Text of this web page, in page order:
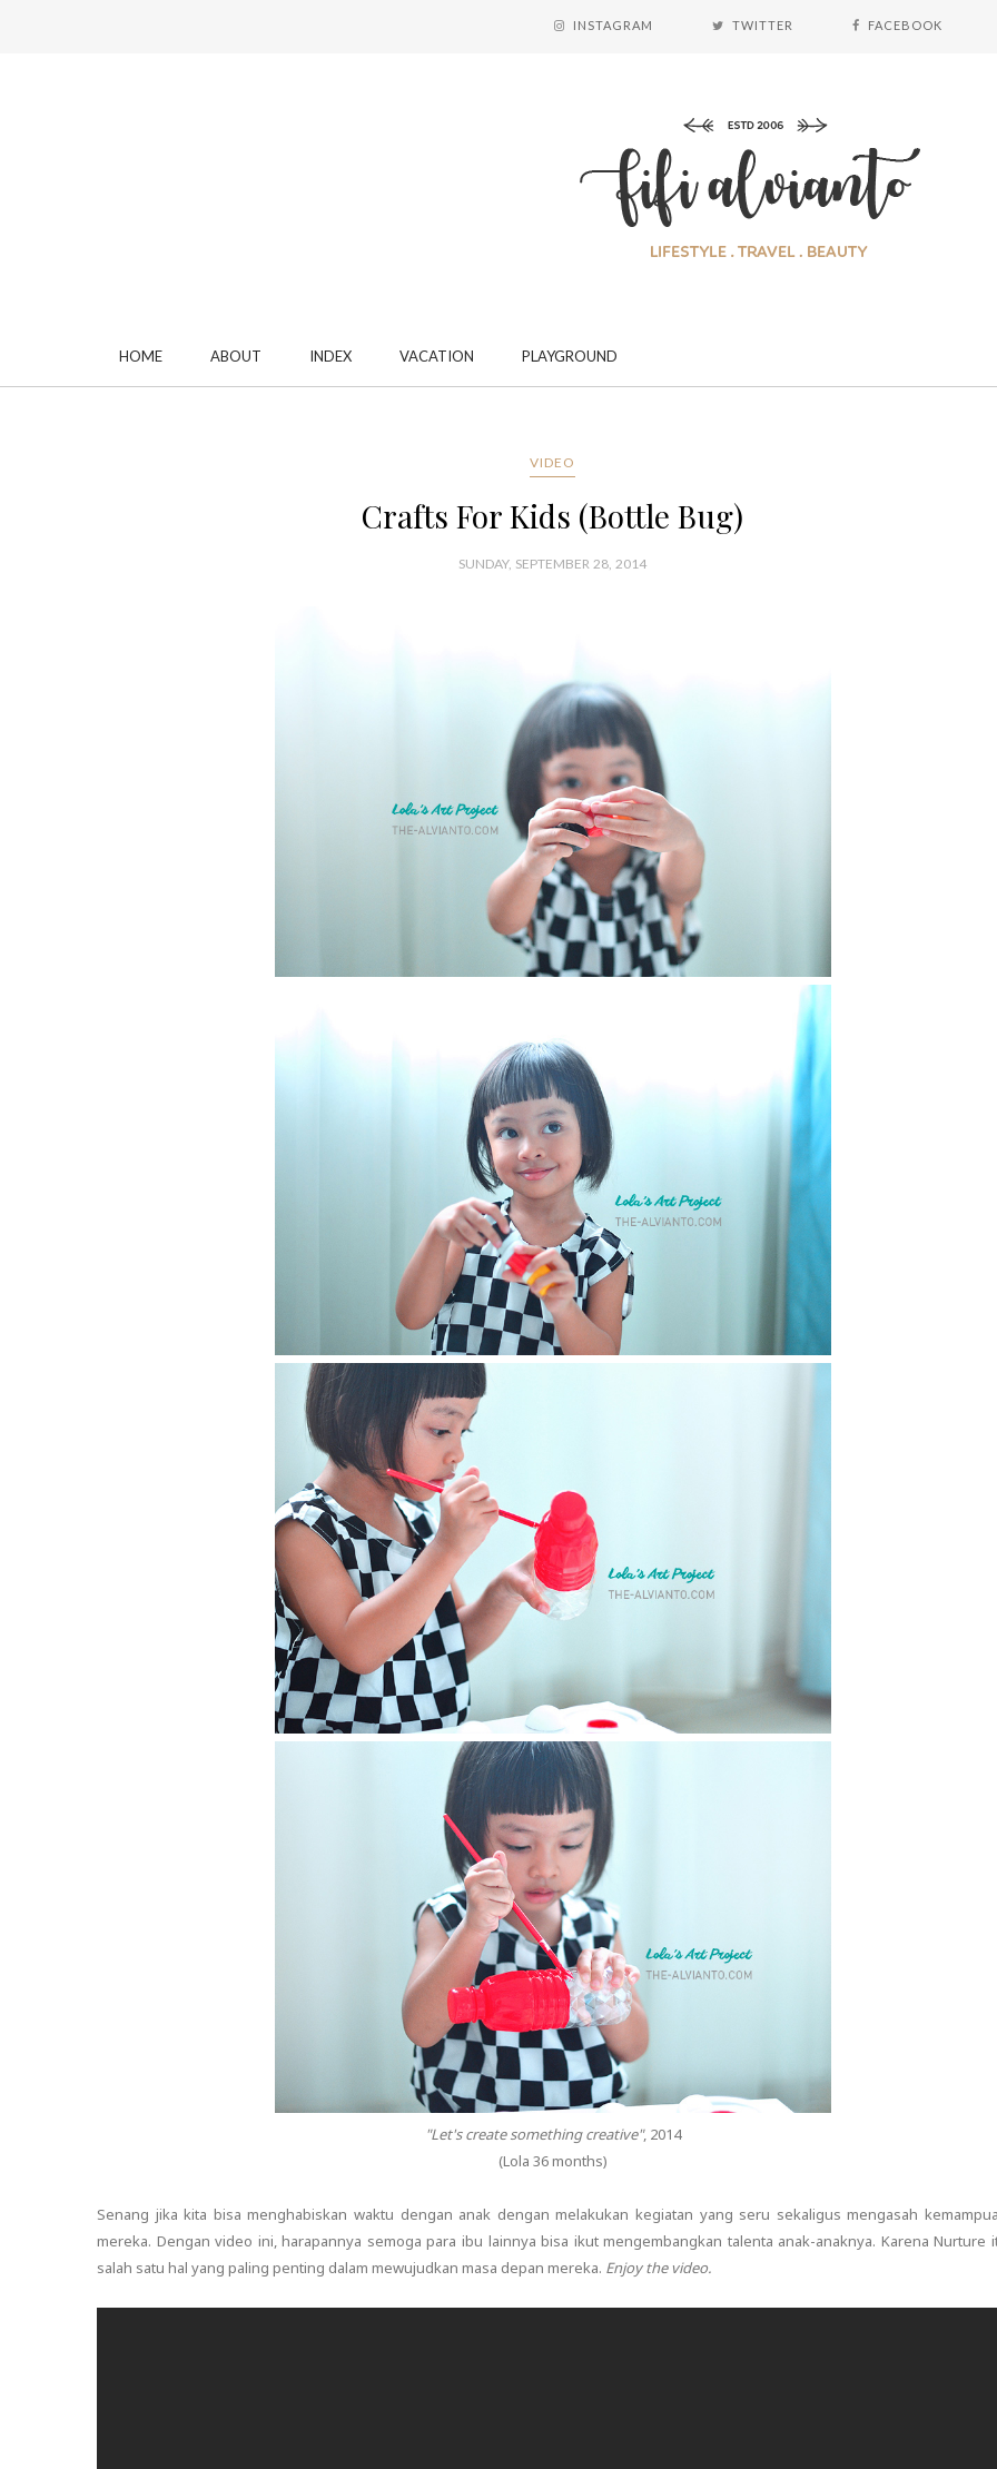
INSTAGRAM TWITTER FACEBOOK
HOME ABOUT INDEX VACATION PLAYGROUND
VIDEO
Crafts For Kids (Bottle Bug)
SUNDAY, SEPTEMBER 28, 2014
"Let's create something creative", 2014
(Lola 36 months)
Senang jika kita bisa menghabiskan waktu dengan anak dengan melakukan kegiatan yang seru sekaligus mengasah
mereka. Dengan video ini, harapannya semoga para ibu lainnya bisa ikut mengembangkan talenta anak-anaknya. Karena Nurture
salah satu hal yang paling penting dalam mewujudkan masa depan mereka. Enjoy the video.